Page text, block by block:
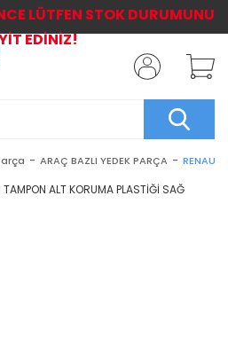
ARAÇ BAZLI YEDEK PARÇA
LÜTFEN STOK DURUMUNU
EDİNİZ!